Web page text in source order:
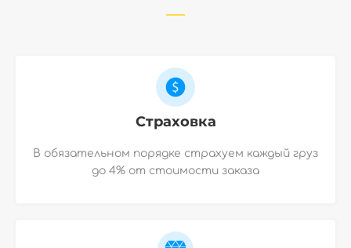
Страховка
В обязательном порядке страхуем каждый груз
до 4% от стоимости заказа